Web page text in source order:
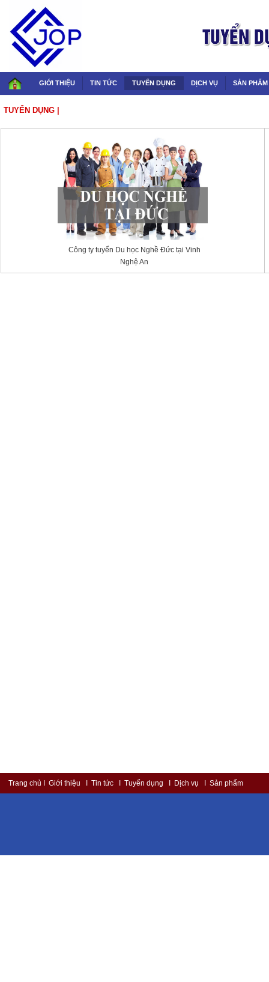
GIỚI THIỆU TIN TỨC TUYỂN DỤNG DỊCH VỤ SẢN PHẨM
TUYỂN DỤNG
Công ty tuyển Du học Nghề Đức tại Vinh
Nghệ An
Trang chủ I Giới thiệu I Tin tức I Tuyển dụng I Dịch vụ I Sản phẩm